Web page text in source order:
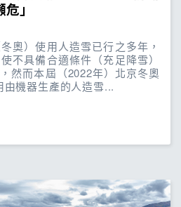
」
奧）使用人造雪已行之多年，
不具備合適條件（充足降雪）
然而本屆（2022年）北京冬奧
機器生產的人造雪...